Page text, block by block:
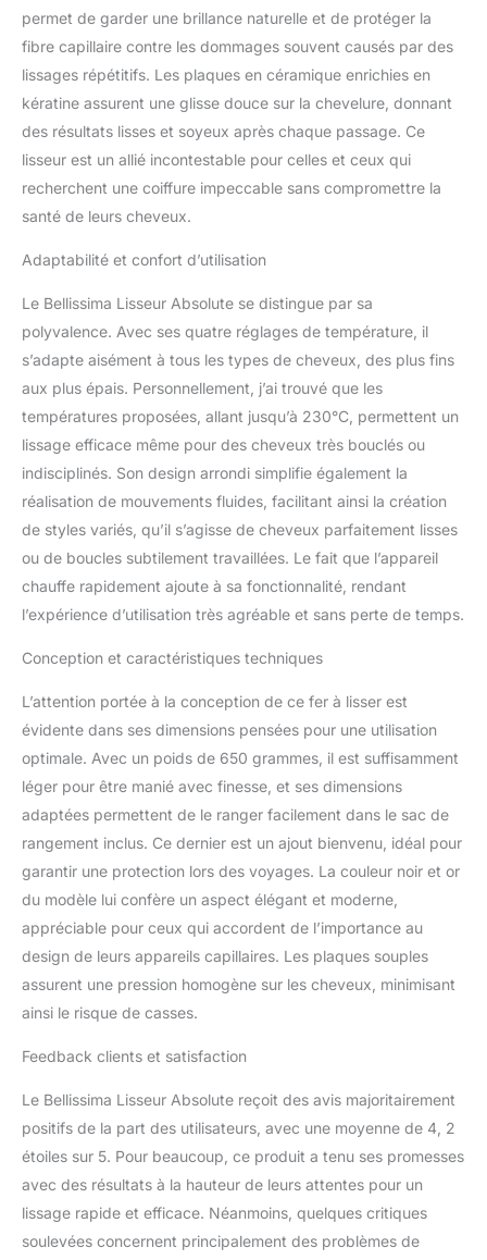
cheveux, la seconde fixe
le résultat sur toute la
longueur de la mèche,
pour un lissage durable,
même à des
températures plus
basses. Technologie
facilite la pénétration de
respectant pleinement
les cheveux, tandis que
l'action de millions d'ions
négatifs aide à réduire les
frisottis et à maintenir
l'hydratation naturelle
des cheveux, les laissant
doux et brillants.
Contrôle intelligent de la
chaleur : le système de
contrôle intelligent de la
chaleur garantit des
résultats optimaux à des
basses, protégeant les
cheveux des dommages
causés par une chaleur
excessive. Revêtement
céramique et kératine :
protection et vitalité
instantanée pour des
cheveux soyeux et
brillants. Contrôle
température sur 4
niveaux : 170°C - 185°C
- 210°C - 230°C Plaques
flexibles : s'adaptent à la
l'efficacité du lissage en
un seul passage,
minutes, câble pivotant
Professionnel - Notre fer
à lisser avec plaques 4XL
et la technologie
lissage optimal ainsi
qu'une protection des
cheveux avec un rendu
permet de garder une brillance naturelle et de protéger la
fibre capillaire contre les dommages souvent causés par des
lissages répétitifs. Les plaques en céramique enrichies en
kératine assurent une glisse douce sur la chevelure, donnant
des résultats lisses et soyeux après chaque passage. Ce
lisseur est un allié incontestable pour celles et ceux qui
recherchent une coiffure impeccable sans compromettre la
santé de leurs cheveux.
Adaptabilité et confort d’utilisation
Le Bellissima Lisseur Absolute se distingue par sa
polyvalence. Avec ses quatre réglages de température, il
s’adapte aisément à tous les types de cheveux, des plus fins
aux plus épais. Personnellement, j’ai trouvé que les
températures proposées, allant jusqu’à 230°C, permettent un
lissage efficace même pour des cheveux très bouclés ou
indisciplinés. Son design arrondi simplifie également la
réalisation de mouvements fluides, facilitant ainsi la création
de styles variés, qu’il s’agisse de cheveux parfaitement lisses
ou de boucles subtilement travaillées. Le fait que l’appareil
chauffe rapidement ajoute à sa fonctionnalité, rendant
l’expérience d’utilisation très agréable et sans perte de temps.
Conception et caractéristiques techniques
L’attention portée à la conception de ce fer à lisser est
évidente dans ses dimensions pensées pour une utilisation
optimale. Avec un poids de 650 grammes, il est suffisamment
léger pour être manié avec finesse, et ses dimensions
adaptées permettent de le ranger facilement dans le sac de
rangement inclus. Ce dernier est un ajout bienvenu, idéal pour
garantir une protection lors des voyages. La couleur noir et or
du modèle lui confère un aspect élégant et moderne,
appréciable pour ceux qui accordent de l’importance au
design de leurs appareils capillaires. Les plaques souples
assurent une pression homogène sur les cheveux, minimisant
ainsi le risque de casses.
Feedback clients et satisfaction
Le Bellissima Lisseur Absolute reçoit des avis majoritairement
positifs de la part des utilisateurs, avec une moyenne de 4, 2
étoiles sur 5. Pour beaucoup, ce produit a tenu ses promesses
avec des résultats à la hauteur de leurs attentes pour un
lissage rapide et efficace. Néanmoins, quelques critiques
soulevées concernent principalement des problèmes de